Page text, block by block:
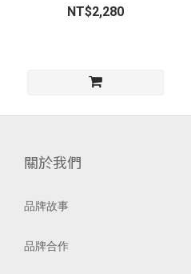
NT$2,280
關於我們
品牌故事
品牌合作